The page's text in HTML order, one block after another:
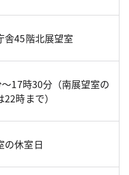
舎45階北展望室
17時30分（南展望室の
時まで）
の休室日